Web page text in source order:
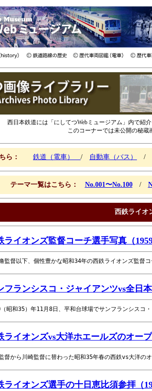
西日本鉄道には「にしてつWebミュージアム」内で紹
このコーナーでは未公開の秘
ら： 鉄道（電車） / 自動車（バス） /
テーマ一覧はこちら： No.001〜No.100/
西鉄ライオ
ライオンズ監督コーチ選手写真（
監督以下、個性豊かな昭和34年の西鉄ライオンズ監督
フランシスコ・ジャイアンツvs全日
昭和35）年11月8日、平和台球場でサンフランシスコ
ライオンズvs大洋ホエールズのオー
督から川崎監督に替わった昭和35年春の西鉄vs大洋の
ライオンズ選手の十日恵比須参拝（